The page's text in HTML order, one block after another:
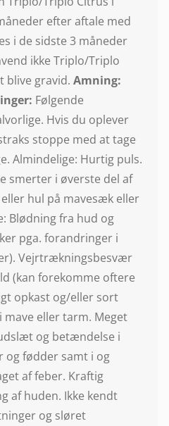
efter aftale med
i de sidste 3 måneder
ikke Triplo/Triplo
blive gravid. Amning:
Følgende
Hvis du oplever
stoppe med at tage
Almindelige: Hurtig puls.
smerter i øverste del af
hul på mavesæk eller
Blødning fra hud og
pga. forandringer i
Vejrtrækningsbesvær
(kan forekomme oftere
opkast og/eller sort
eller tarm. Meget
og betændelse i
fødder samt i og
af feber. Kraftig
af huden. Ikke kendt
og sløret